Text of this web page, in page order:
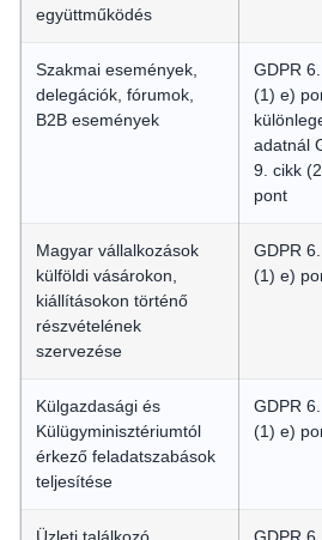
együttműködés
Szakmai események,
delegációk, fórumok,
B2B események
GDPR
(1) e)
adatnál
9. cikk
pont
Magyar vállalkozások
külföldi vásárokon,
kiállításokon történő
részvételének
szervezése
GDPR
(1) e)
Külgazdasági és
Külügyminisztériumtól
érkező feladatszabások
teljesítése
GDPR
(1) e)